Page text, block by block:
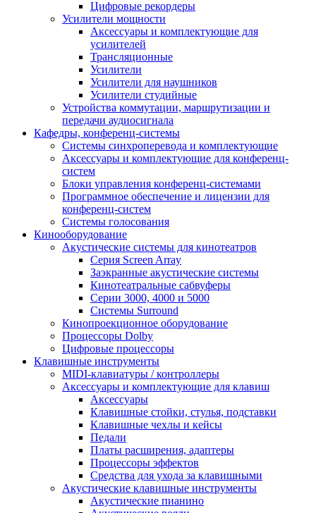
Цифровые рекордеры
Усилители мощности
Аксессуары и комплектующие для
усилителей
Трансляционные
Усилители
Усилители для наушников
Усилители студийные
Устройства коммутации, маршрутизации и
передачи аудиосигнала
Кафедры, конференц-системы
Cистемы синхроперевода и комплектующие
Аксессуары и комплектующие для конференц-
систем
Блоки управления конференц-системами
Программное обеспечение и лицензии для
конференц-систем
Системы голосования
Кинооборудование
Акустические системы для кинотеатров
Cерия Screen Array
Заэкранные акустические системы
Кинотеатральные сабвуферы
Серии 3000, 4000 и 5000
Системы Surround
Кинопроекционное оборудование
Процессоры Dolby
Цифровые процессоры
Клавишные инструменты
MIDI-клавиатуры / контроллеры
Аксессуары и комплектующие для клавиш
Аксессуары
Клавишные стойки, стулья, подставки
Клавишные чехлы и кейсы
Педали
Платы расширения, адаптеры
Процессоры эффектов
Средства для ухода за клавишными
Акустические клавишные инструменты
Акустические пианино